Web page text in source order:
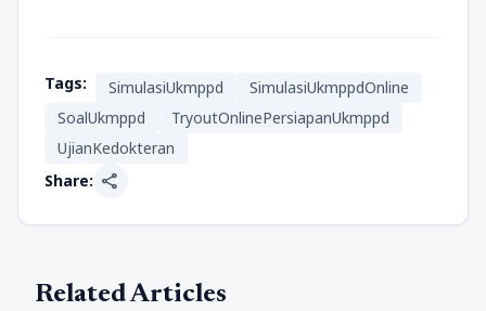
Tags: SimulasiUkmppd
SimulasiUkmppdOnline
SoalUkmppd
TryoutOnlinePersiapanUkmppd
UjianKedokteran
Share: share
Related Articles